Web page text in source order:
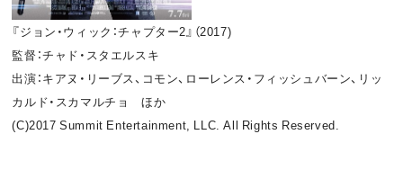
『ジョン・ウィック：チャプター2』（2017)
監督：チャド・スタエルスキ
出演：キアヌ・リーブス、コモン、ローレンス・フィッシュバーン、リッ
カルド・スカマルチョ ほか
(C)2017 Summit Entertainment, LLC. All Rights Reserved.